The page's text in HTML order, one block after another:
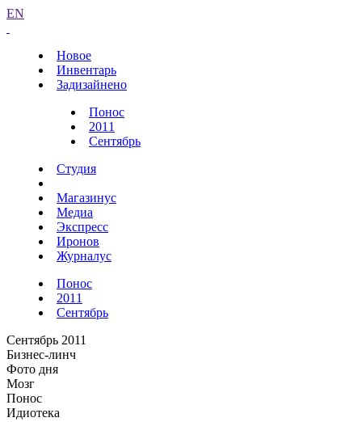
EN
Новое
Инвентарь
Задизайнено
Понос
2011
Сентябрь
Студия
Магазинус
Медиа
Экспресс
Иронов
Журналус
Понос
2011
Сентябрь
Сентябрь 2011
Бизнес-линч
Фото дня
Мозг
Понос
Идиотека